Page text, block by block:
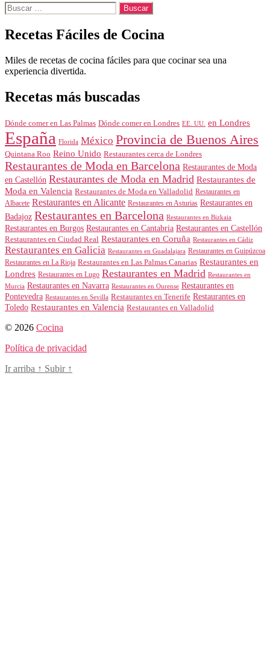
Buscar:
Recetas Fáciles de Cocina
Miles de recetas de cocina fáciles para que cocinar sea una
experiencia divertida.
Recetas más buscadas
Dónde comer en Las Palmas Dónde comer en Londres EE. UU. en Londres
España Florida México Provincia de Buenos Aires
Quintana Roo Reino Unido Restaurantes cerca de Londres
Restaurantes de Moda en Barcelona Restaurantes de Moda
en Castellón Restaurantes de Moda en Madrid Restaurantes de
Moda en Valencia Restaurantes de Moda en Valladolid Restaurantes en
Albacete Restaurantes en Alicante Restaurantes en Asturias Restaurantes en
Badajoz Restaurantes en Barcelona Restaurantes en Bizkaia
Restaurantes en Burgos Restaurantes en Cantabria Restaurantes en Castellón
Restaurantes en Ciudad Real Restaurantes en Coruña Restaurantes en Cádiz
Restaurantes en Galicia Restaurantes en Guadalajara Restaurantes en Guipúzcoa
Restaurantes en La Rioja Restaurantes en Las Palmas Canarias Restaurantes en
Londres Restaurantes en Lugo Restaurantes en Madrid Restaurantes en
Murcia Restaurantes en Navarra Restaurantes en Ourense Restaurantes en
Pontevedra Restaurantes en Sevilla Restaurantes en Tenerife Restaurantes en
Toledo Restaurantes en Valencia Restaurantes en Valladolid
© 2026 Cocina
Política de privacidad
Ir arriba ↑ Subir ↑